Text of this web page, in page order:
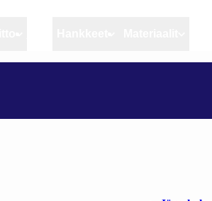
Artikkelit Elinkeino
Rannikko ja
Elinkeinokalatalouden
Liitto
Liiton